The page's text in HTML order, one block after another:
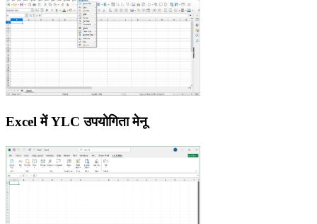
Excel में YLC उपयोगिता मेनू